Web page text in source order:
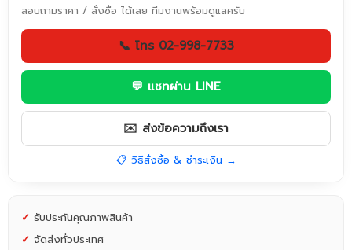
สอบถามราคา / สั่งซื้อ ได้เลย ทีมงานพร้อมดูแลครับ
📞 โทร 02-998-7733
💬 แชทผ่าน LINE
✉️ ส่งข้อความถึงเรา
📋 วิธีสั่งซื้อ & ชำระเงิน →
✓ รับประกันคุณภาพสินค้า
✓ จัดส่งทั่วประเทศ